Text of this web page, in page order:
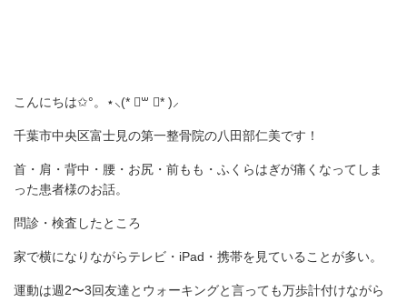
こんにちは✩°。⋆⸜(* ॑꒳ ॑* )⸝
千葉市中央区富士見の第一整骨院の八田部仁美です！
首・肩・背中・腰・お尻・前もも・ふくらはぎが痛くなってしま
った患者様のお話。
問診・検査したところ
家で横になりながらテレビ・iPad・携帯を見ていることが多い。
運動は週2〜3回友達とウォーキングと言っても万歩計付けながら